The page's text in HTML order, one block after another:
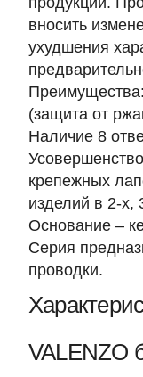
вносить
ухудшения
(защита от
Наличие 8
крепежных
изделий в 2-х,
Основание –
Серия
проводки.
VALENZO